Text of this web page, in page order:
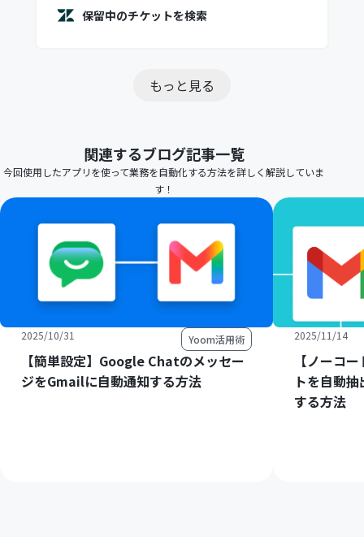
保留中のチケットを検索
もっと見る
関連するブログ記事一覧
今回使用したアプリを使って業務を自動化する方法を詳しく解説していま
す！
2025/10/31 Yoom活用術
【簡単設定】Google Chatのメッセー
ジをGmailに自動通知する方法
2025/11/14
【ノーコ
トを自動
する方法